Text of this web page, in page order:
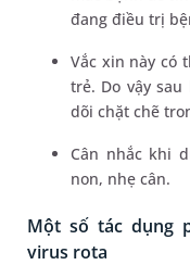
đang điều trị
Vắc xin này có
trẻ. Do vậy
dõi chặt chẽ
Cân nhắc khi
non, nhẹ cân.
Một số tác dụng
virus rota